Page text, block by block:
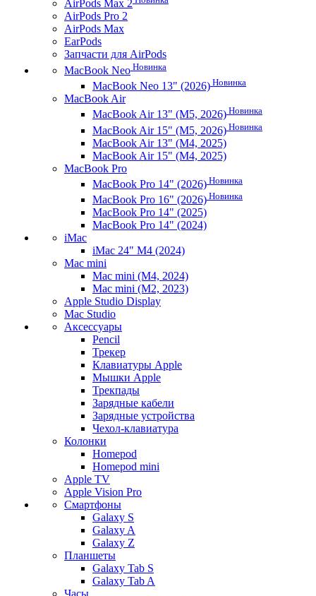
AirPods Max 2
AirPods Pro 2
AirPods Max
EarPods
Запчасти для AirPods
MacBook Neo Новинка
MacBook Neo 13" (2026) Новинка
MacBook Air
MacBook Air 13" (M5, 2026) Новинка
MacBook Air 15" (M5, 2026) Новинка
MacBook Air 13" (M4, 2025)
MacBook Air 15" (M4, 2025)
MacBook Pro
MacBook Pro 14" (2026) Новинка
MacBook Pro 16" (2026) Новинка
MacBook Pro 14" (2025)
MacBook Pro 14" (2024)
iMac
iMac 24" M4 (2024)
Mac mini
Mac mini (M4, 2024)
Mac mini (M2, 2023)
Apple Studio Display
Mac Studio
Аксессуары
Pencil
Трекер
Клавиатуры Apple
Мышки Apple
Трекпады
Зарядные кабели
Зарядные устройства
Чехол-клавиатура
Колонки
Homepod
Homepod mini
Apple TV
Apple Vision Pro
Смартфоны
Galaxy S
Galaxy A
Galaxy Z
Планшеты
Galaxy Tab S
Galaxy Tab A